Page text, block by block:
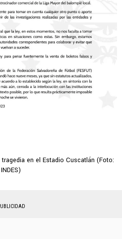
en el Estadio Cuscatlán (Foto:
INDES)